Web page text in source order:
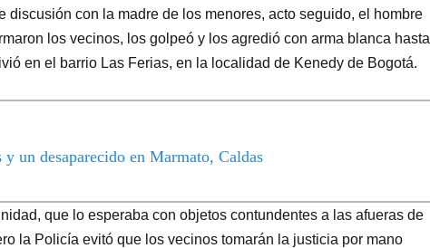
discusión con la madre de los menores, acto seguido, el hombre
los vecinos, los golpeó y los agredió con arma blanca hasta
en el barrio Las Ferias, en la localidad de Kenedy de Bogotá.
un desaparecido en Marmato, Caldas
que lo esperaba con objetos contundentes a las afueras de
la Policía evitó que los vecinos tomarán la justicia por mano